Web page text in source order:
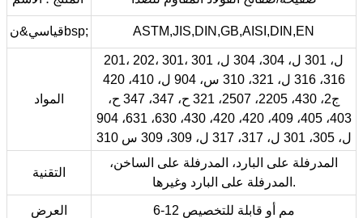
قياسي&نbsp; ASTM,JIS,DIN,GB,AISI,DIN,EN
المواد
201، 202، 301، 301 ل، 301 ل، 304، 304 ل،
316، 316 ل، 321، 310 س، 904 ل، 410، 420
ج2، 430، 2205، 2507، 321 ح، 347، 347 ح،
403، 405، 409، 420، 420، 430، 630، 631، 904
ل، 305، 301 ل، 317، 317 ل، 309، 309 س 310
التقنية
المدرفلة على البارد، المدرفلة على الساخن،
المدرفلة على البارد وغيرها.
العرض 6-12 مم أو قابلة للتخصيص